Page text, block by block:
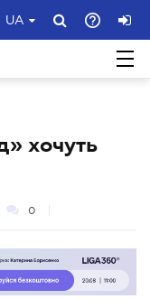
UA
хочуть
0